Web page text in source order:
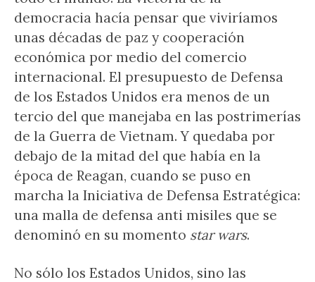
democracia hacía pensar que viviríamos
unas décadas de paz y cooperación
económica por medio del comercio
internacional. El presupuesto de Defensa
de los Estados Unidos era menos de un
tercio del que manejaba en las postrimerías
de la Guerra de Vietnam. Y quedaba por
debajo de la mitad del que había en la
época de Reagan, cuando se puso en
marcha la Iniciativa de Defensa Estratégica:
una malla de defensa anti misiles que se
denominó en su momento star wars.
No sólo los Estados Unidos, sino las